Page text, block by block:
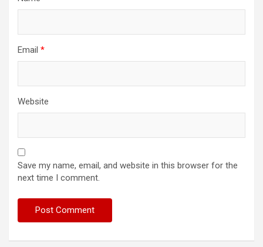
Email *
Website
Save my name, email, and website in this browser for the
next time I comment.